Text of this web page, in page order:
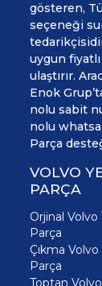
gösteren,
seçeneği
uygun
ulaştırır.
Enok
nolu sabit
nolu
Parça
VOLVO
PARÇA
Orjinal Volvo
Parça
Çıkma
Parça